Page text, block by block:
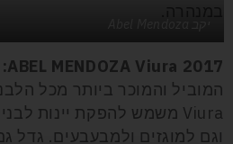
ABEL MENDOZA Viura 2017
:
המוביל והמוכר ביותר מכל
וגם למוגזים ולמבעבעים. גדל